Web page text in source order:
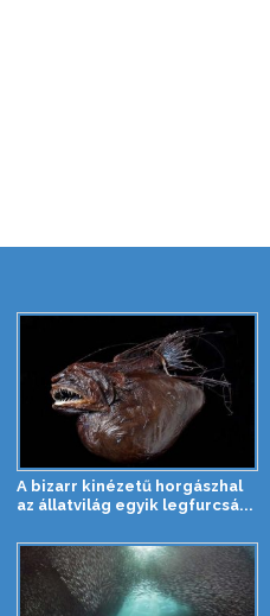
A bizarr kinézetű horgászhal
az állatvilág egyik legfurcsá...